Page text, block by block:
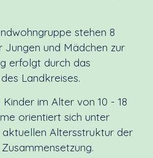
stehen 8
und Mädchen zur
erfolgt durch das
Landkreises.
im Alter von 10 - 18
orientiert sich unter
Altersstruktur der